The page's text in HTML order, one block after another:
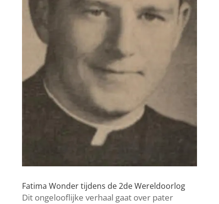
Fatima Wonder tijdens de 2de Wereldoorlog
Dit ongelooflijke verhaal gaat over pater